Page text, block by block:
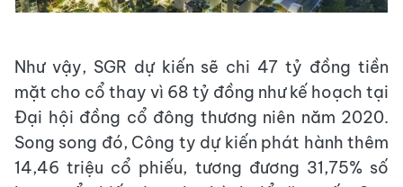
Như vậy, SGR dự kiến sẽ chi 47 tỷ đồng tiền
mặt cho cổ thay vì 68 tỷ đồng như kế hoạch tại
Đại hội đồng cổ đông thương niên năm 2020.
Song song đó, Công ty dự kiến phát hành thêm
14,46 triệu cổ phiếu, tương đương 31,75% số